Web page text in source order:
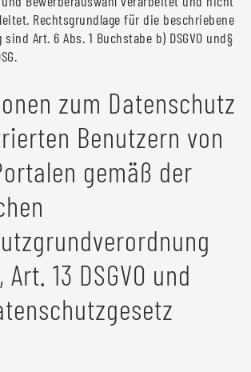
Rechtsgrundlage für die beschriebene
Art. 6 Abs. 1 Buchstabe b) DSGVO und§
zum Datenschutz
Benutzern von
gemäß der
Art. 13 DSGVO und